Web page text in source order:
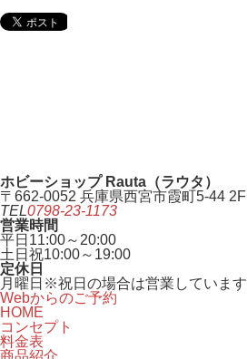
ホビーショップ Rauta（ラウタ）
〒662-0052 兵庫県西宮市霞町5-44 2F
TEL0798-23-1173
営業時間
平日 11:00～20:00
土日祝10:00～19:00
定休日
月曜日 ※祝日の場合は営業しています
Webからのご予約
HOME
コンセプト
料金表